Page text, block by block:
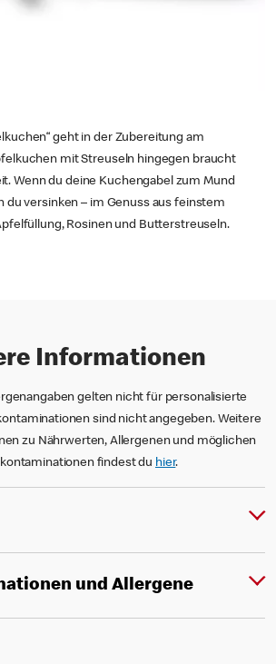
geht in der Zubereitung am
mit Streuseln hingegen braucht
Wenn du deine Kuchengabel zum Mund
du versinken – im Genuss aus feinstem
Rosinen und Butterstreuseln.
Informationen
gelten nicht für personalisierte
sind nicht angegeben. Weitere
zu Nährwerten, Allergenen und möglichen
findest du hier.
und Allergene